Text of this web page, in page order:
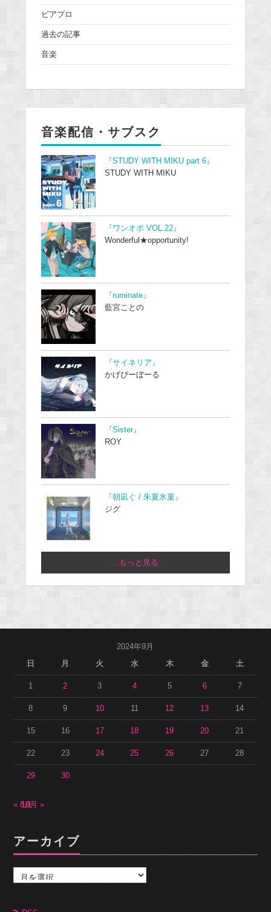
ピアプロ
過去の記事
音楽
音楽配信・サブスク
『STUDY WITH MIKU part 6』
STUDY WITH MIKU
『ワンオポ VOL.22』
Wonderful★opportunity!
『ruminate』
藍宮ことの
『サイネリア』
かげぴーぼーる
『Sister』
ROY
『朝凪ぐ / 朱夏氷菓』
ジグ
...もっと見る
2024年9月
日
月 火 水 木 金 土
1 2 3 4 5 6 7
8 9 10 11 12 13 14
15 16 17 18 19 20 21
22 23 24 25 26 27 28
29 30
« 8月
10月 »
アーカイブ
カ
ブ